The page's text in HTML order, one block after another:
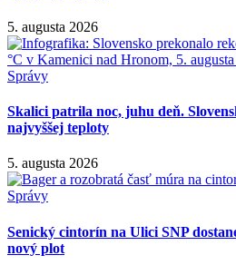
5. augusta 2026
Správy
Skalici patrila noc, juhu deň.
najvyššej teploty
5. augusta 2026
Správy
Senický cintorín na Ulici SNP
nový plot